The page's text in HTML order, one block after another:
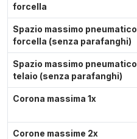
forcella
Spazio massimo pneumatico
forcella (senza parafanghi)
Spazio massimo pneumatico
telaio (senza parafanghi)
Corona massima 1x
Corone massime 2x